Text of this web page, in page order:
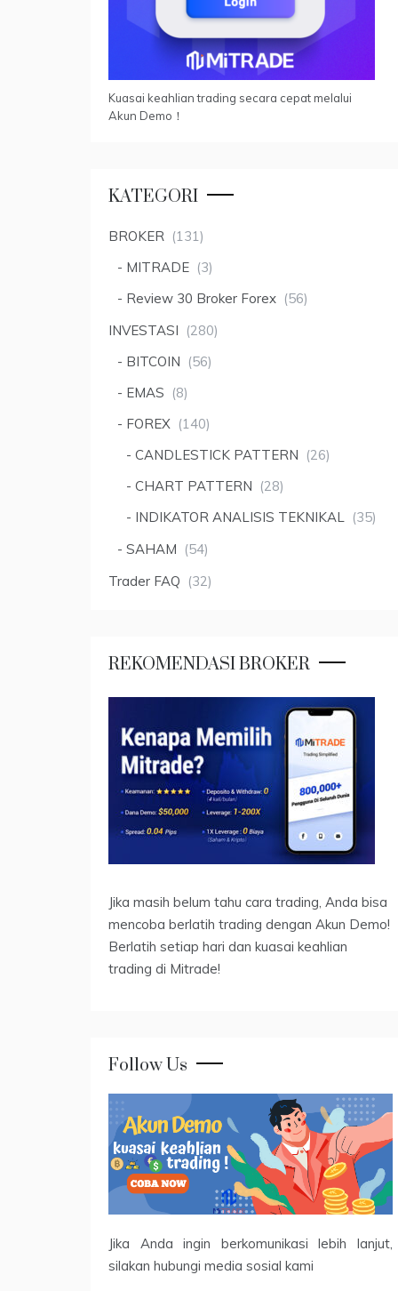
Kuasai keahlian trading secara cepat melalui
Akun Demo！
KATEGORI
BROKER (131)
MITRADE (3)
Review 30 Broker Forex (56)
INVESTASI (280)
BITCOIN (56)
EMAS (8)
FOREX (140)
CANDLESTICK PATTERN (26)
CHART PATTERN (28)
INDIKATOR ANALISIS TEKNIKAL (35)
SAHAM (54)
Trader FAQ (32)
REKOMENDASI BROKER
Jika masih belum tahu cara trading, Anda bisa
mencoba berlatih trading dengan Akun Demo!
Berlatih setiap hari dan kuasai keahlian
trading di Mitrade!
Follow Us
Jika Anda ingin berkomunikasi lebih lanjut,
silakan hubungi media sosial kami